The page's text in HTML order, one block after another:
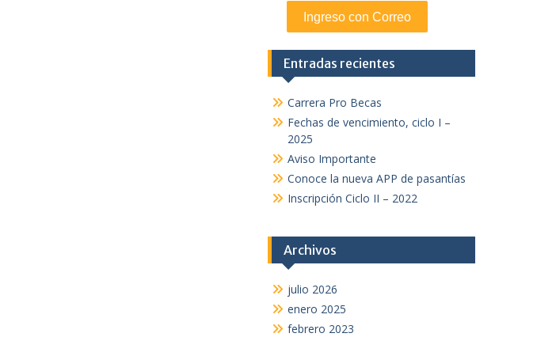
Entradas recientes
Carrera Pro Becas
Fechas de vencimiento, ciclo I –
2025
Aviso Importante
Conoce la nueva APP de pasantías
Inscripción Ciclo II – 2022
Archivos
julio 2026
enero 2025
febrero 2023